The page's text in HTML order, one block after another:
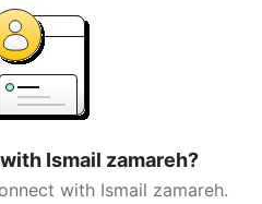
Ismail zamareh?
with Ismail zamareh.